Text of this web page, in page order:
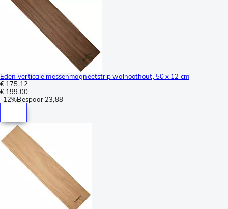
Eden verticale messenmagneetstrip walnoothout, 50 x 12 cm
€ 175,12
€ 199,00
-12%Bespaar 23,88